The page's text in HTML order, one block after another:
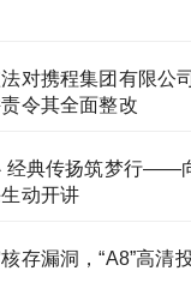
对携程集团有限公
令其全面整改
经典传扬筑梦行——
动开讲
存漏洞，“A8”高清